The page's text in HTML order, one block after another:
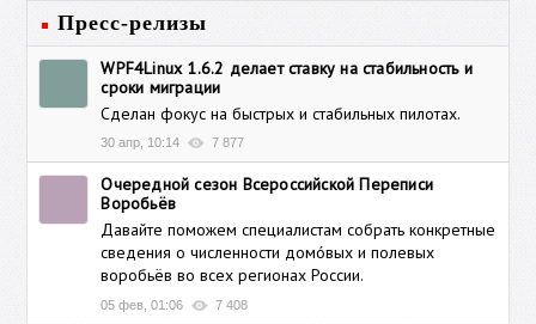
Пресс-релизы
WPF4Linux 1.6.2 делает ставку на стабильность и
сроки миграции
Cделан фокус на быстрых и стабильных пилотах.
30 апр, 10:14 7 877
Очередной сезон Всероссийской Переписи
Воробьёв
Давайте поможем специалистам собрать конкретные
сведения о численности домóвых и полевых
воробьёв во всех регионах России.
05 фев, 01:06 7 408